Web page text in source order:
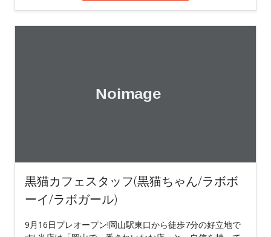
黒猫カフェスタッフ(黒猫ちゃん/ラボボ
ーイ/ラボガール)
9月16日プレオープン!岡山駅東口から徒歩7分の好立地で